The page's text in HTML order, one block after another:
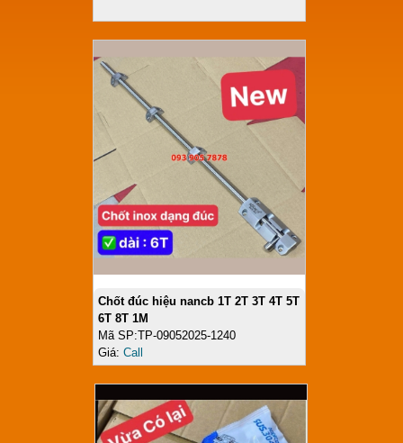
Chốt đúc hiệu nancb 1T 2T 3T 4T 5T
6T 8T 1M
Mã SP:TP-09052025-1240
Giá: Call